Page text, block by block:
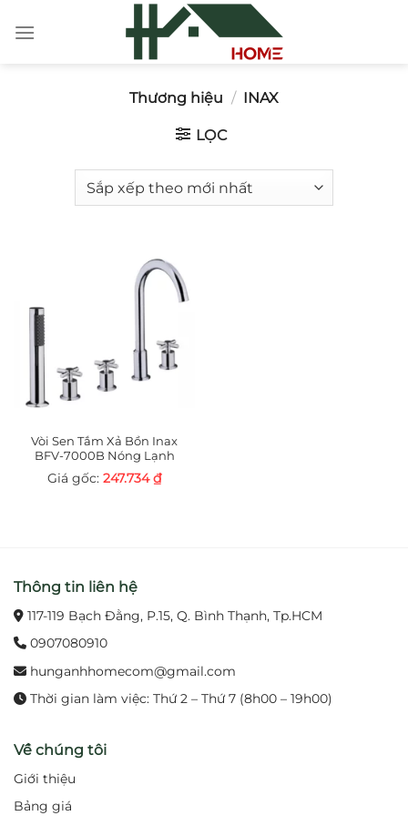
đến
Thương hiệu / INAX
LỌC
Vòi Sen Tắm Xả Bồn Inax
BFV-7000B Nóng Lạnh
247.734₫
Thông tin liên hệ
117-119 Bạch Đằng, P.15, Q. Bình Thạnh, Tp.HCM
0907080910
hunganhhomecom@gmail.com
Thời gian làm việc: Thứ 2 – Thứ 7 (8h00 – 19h00)
Về chúng tôi
Giới thiệu
Bảng giá